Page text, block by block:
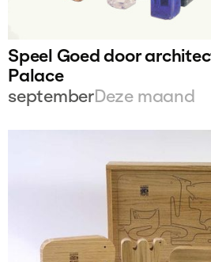
Speel Goed door
Palace
septemberDeze maand